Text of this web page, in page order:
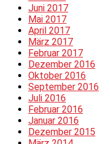
Juni 2017
Mai 2017
April 2017
März 2017
Februar 2017
Dezember 2016
Oktober 2016
September 2016
Juli 2016
Februar 2016
Januar 2016
Dezember 2015